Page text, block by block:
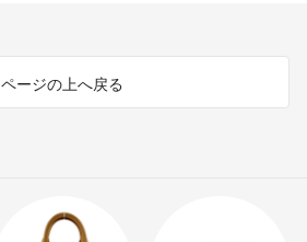
ページの上へ戻る